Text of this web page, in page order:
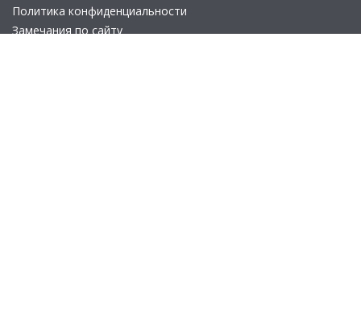
Политика конфиденциальности
Замечания по сайту